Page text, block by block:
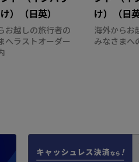
）（日英）
お越しの旅行者の
へラストオーダー
け）（日
海外からお
みなさまへ